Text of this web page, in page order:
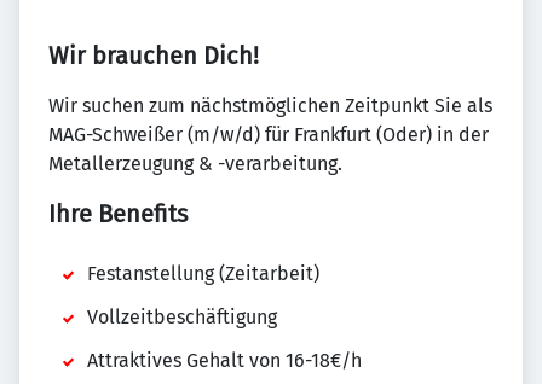
Wir brauchen Dich!
Wir suchen zum nächstmöglichen Zeitpunkt Sie als
MAG-Schweißer (m/w/d) für Frankfurt (Oder) in der
Metallerzeugung & -verarbeitung.
Ihre Benefits
Festanstellung (Zeitarbeit)
Vollzeitbeschäftigung
Attraktives Gehalt von 16-18€/h